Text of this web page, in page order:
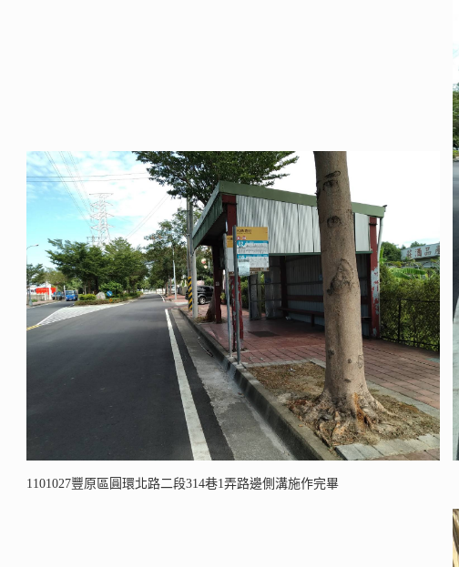
1101027豐原區圓環北路二段314巷1弄路邊側溝施作完畢